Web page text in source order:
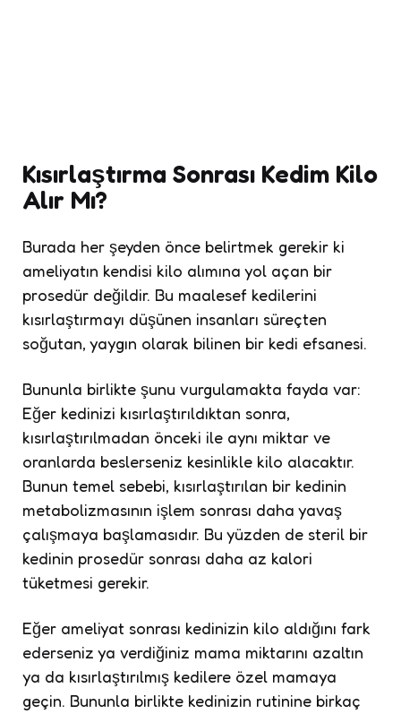
Kısırlaştırma Sonrası Kedim Kilo
Alır Mı?
Burada her şeyden önce belirtmek gerekir ki
ameliyatın kendisi kilo alımına yol açan bir
prosedür değildir. Bu maalesef kedilerini
kısırlaştırmayı düşünen insanları süreçten
soğutan, yaygın olarak bilinen bir kedi efsanesi.
Bununla birlikte şunu vurgulamakta fayda var:
Eğer kedinizi kısırlaştırıldıktan sonra,
kısırlaştırılmadan önceki ile aynı miktar ve
oranlarda beslerseniz kesinlikle kilo alacaktır.
Bunun temel sebebi, kısırlaştırılan bir kedinin
metabolizmasının işlem sonrası daha yavaş
çalışmaya başlamasıdır. Bu yüzden de steril bir
kedinin prosedür sonrası daha az kalori
tüketmesi gerekir.
Eğer ameliyat sonrası kedinizin kilo aldığını fark
ederseniz ya verdiğiniz mama miktarını azaltın
ya da kısırlaştırılmış kedilere özel mamaya
geçin. Bununla birlikte kedinizin rutinine birkaç